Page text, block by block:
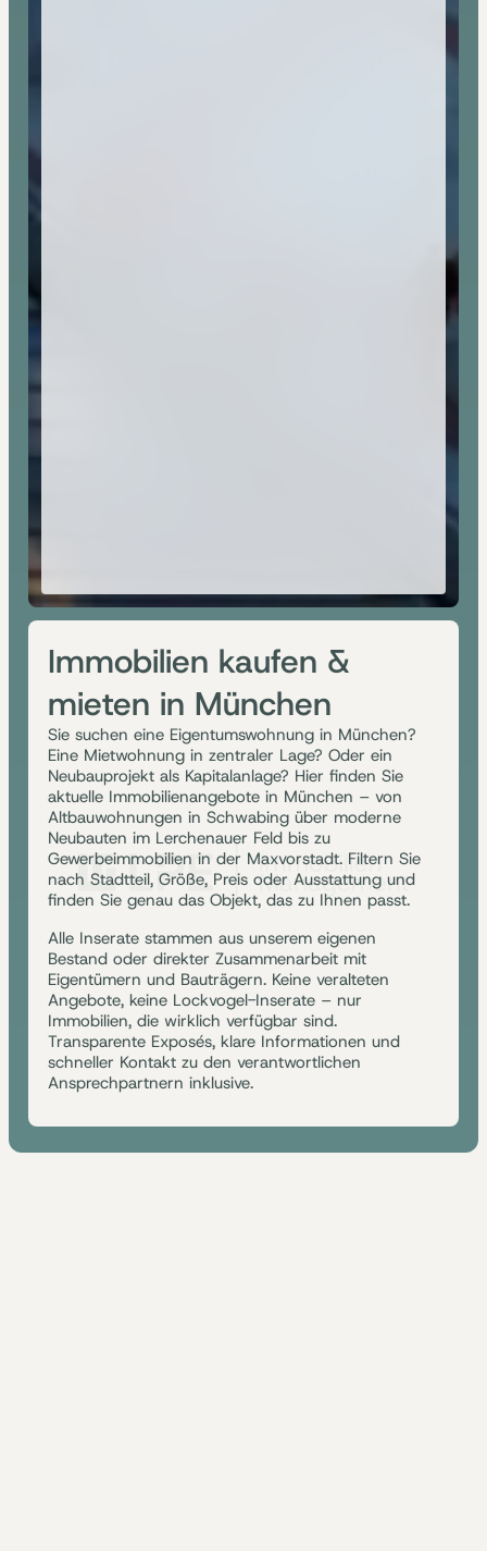
Immobilien kaufen &
mieten in München
Sie suchen eine Eigentumswohnung in München?
Eine Mietwohnung in zentraler Lage? Oder ein
Neubauprojekt als Kapitalanlage? Hier finden Sie
aktuelle Immobilienangebote in München – von
Altbauwohnungen in Schwabing über moderne
Neubauten im Lerchenauer Feld bis zu
Gewerbeimmobilien in der Maxvorstadt. Filtern Sie
nach Stadtteil, Größe, Preis oder Ausstattung und
finden Sie genau das Objekt, das zu Ihnen passt.
Alle Inserate stammen aus unserem eigenen
Bestand oder direkter Zusammenarbeit mit
Eigentümern und Bauträgern. Keine veralteten
Angebote, keine Lockvogel-Inserate – nur
Immobilien, die wirklich verfügbar sind.
Transparente Exposés, klare Informationen und
schneller Kontakt zu den verantwortlichen
Ansprechpartnern inklusive.